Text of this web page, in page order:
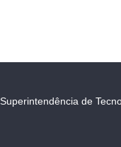
Superintendência de